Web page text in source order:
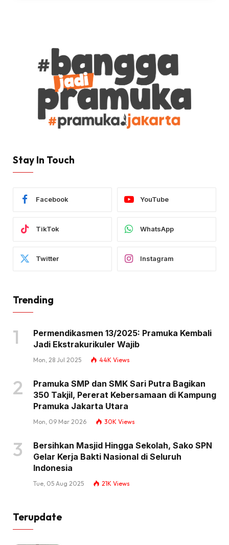
Stay In Touch
Facebook YouTube
TikTok WhatsApp
Twitter Instagram
Trending
Permendikasmen 13/2025: Pramuka Kembali
Jadi Ekstrakurikuler Wajib
Mon, 28 Jul 2025 44K Views
Pramuka SMP dan SMK Sari Putra Bagikan
350 Takjil, Pererat Kebersamaan di Kampung
Pramuka Jakarta Utara
Mon, 09 Mar 2026 30K Views
Bersihkan Masjid Hingga Sekolah, Sako SPN
Gelar Kerja Bakti Nasional di Seluruh
Indonesia
Tue, 05 Aug 2025 21K Views
Terupdate